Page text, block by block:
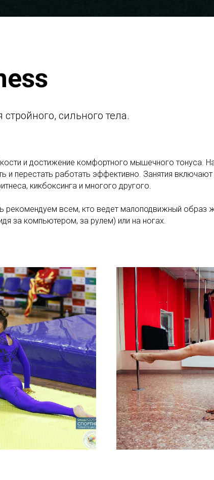
сильного тела.
и достижение комфортного мышечного тонуса.
перестать работать эффективно. Занятия включают
кикбоксинга и многого другого.
рекомендуем всем, кто ведет малоподвижный образ
за компьютером, за рулем) или на ногах.